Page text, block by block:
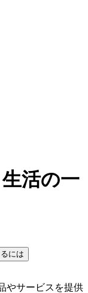
活の一
には
やサービスを提供